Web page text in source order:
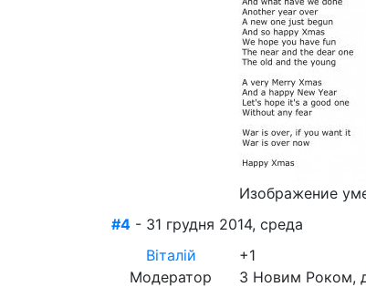
Изображение
#4 - 31 грудня 2014, среда
Віталій
Модератор
+1
З Новим Роком,